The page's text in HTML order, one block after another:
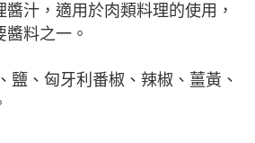
先享後付」後，將跳轉至「AFTEE先享後付」
認金額後，即可完成結帳。
到繳費通知簡訊。
內，點擊此簡訊中的連結，可透過四大超商／
進行付款，方視為交易完成。
不需立刻繳費，但若您需要取消訂單，請聯絡
意取消之訂單仍視為有效，需透過AFTEE先享
含以上)免運費
含紙箱10kg，請控制商品重量在9~
以上)免運費
汁，適用於肉類料理的使用，
料之一。
鹽、匈牙利番椒、辣椒、薑黃、